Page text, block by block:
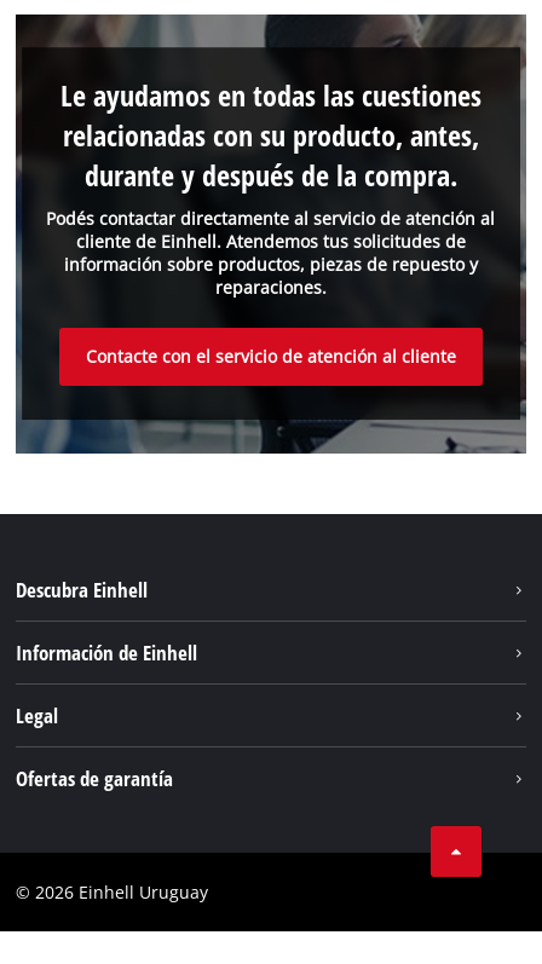
Podés contactar directamente al servicio de atención al
cliente de Einhell. Atendemos tus solicitudes de
información sobre productos, piezas de repuesto y
reparaciones.
Le ayudamos en todas las cuestiones
relacionadas con su producto, antes,
durante y después de la compra.
Contacte con el servicio de atención al cliente
Descubra Einhell
Servicio
Información de Einhell
Legal
Cumplimiento
Ofertas de garantía
Garantía PurePower Brushless
© 2026 Einhell Uruguay